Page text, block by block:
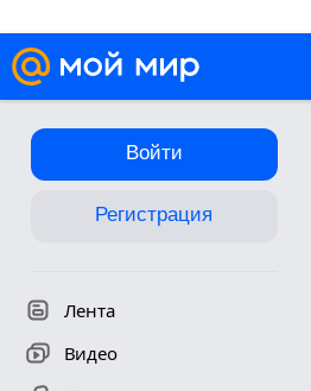
Войти
Регистрация
Лента
Видео